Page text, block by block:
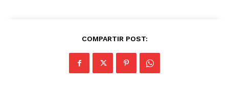
COMPARTIR POST: